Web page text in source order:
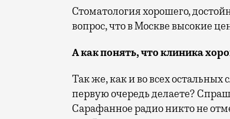
Стоматология хорошего,
вопрос, что в Москве высокие
А как понять, что клиника
Так же, как и во всех
первую очередь делаете?
Сарафанное радио никто не